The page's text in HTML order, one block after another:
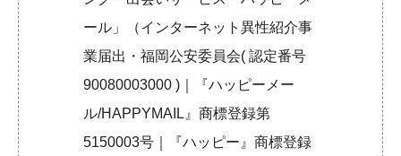
ール」（インターネット異性紹介事
業届出・福岡公安委員会( 認定番号
90080003000 )｜『ハッピーメー
ル/HAPPYMAIL』商標登録第
5150003号｜『ハッピー』商標登録